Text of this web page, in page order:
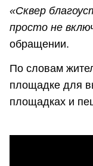
«Сквер
просто не
обращении.
По словам
площадке для
площадках и